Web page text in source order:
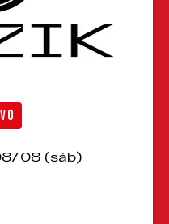
08 (sáb)